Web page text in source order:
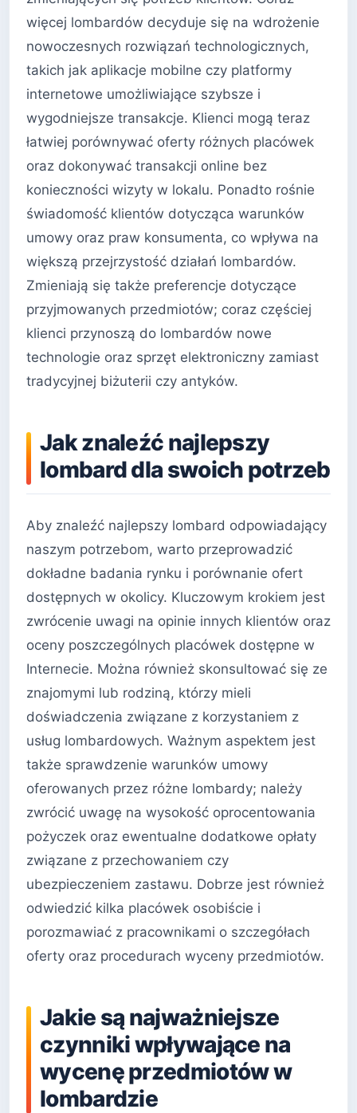
więcej lombardów decyduje się na wdrożenie
nowoczesnych rozwiązań technologicznych,
takich jak aplikacje mobilne czy platformy
internetowe umożliwiające szybsze i
wygodniejsze transakcje. Klienci mogą teraz
łatwiej porównywać oferty różnych placówek
oraz dokonywać transakcji online bez
konieczności wizyty w lokalu. Ponadto rośnie
świadomość klientów dotycząca warunków
umowy oraz praw konsumenta, co wpływa na
większą przejrzystość działań lombardów.
Zmieniają się także preferencje dotyczące
przyjmowanych przedmiotów; coraz częściej
klienci przynoszą do lombardów nowe
technologie oraz sprzęt elektroniczny zamiast
tradycyjnej biżuterii czy antyków.
Jak znaleźć najlepszy
lombard dla swoich potrzeb
Aby znaleźć najlepszy lombard odpowiadający
naszym potrzebom, warto przeprowadzić
dokładne badania rynku i porównanie ofert
dostępnych w okolicy. Kluczowym krokiem jest
zwrócenie uwagi na opinie innych klientów oraz
oceny poszczególnych placówek dostępne w
Internecie. Można również skonsultować się ze
znajomymi lub rodziną, którzy mieli
doświadczenia związane z korzystaniem z
usług lombardowych. Ważnym aspektem jest
także sprawdzenie warunków umowy
oferowanych przez różne lombardy; należy
zwrócić uwagę na wysokość oprocentowania
pożyczek oraz ewentualne dodatkowe opłaty
związane z przechowaniem czy
ubezpieczeniem zastawu. Dobrze jest również
odwiedzić kilka placówek osobiście i
porozmawiać z pracownikami o szczegółach
oferty oraz procedurach wyceny przedmiotów.
Jakie są najważniejsze
czynniki wpływające na
wycenę przedmiotów w
lombardzie